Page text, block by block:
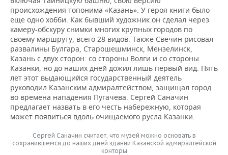
происхождения топонима «Казань». У героя книги было
еще одно хобби. Как бывший художник он сделал через
камеру-обскуру снимки многих крупных городов по
своему маршруту, всего 28 видов. Также Свечин рисовал
развалины Булгара, Старошешминск, Мензелинск,
Казань с двух сторон: со стороны Волги и со стороны
Казанки, но до наших дней дожил лишь первый вид. Пять
лет этот выдающийся государственный деятель
руководил Казанским адмиралтейством, защищал город
во времена нападения Пугачева. Сергей Саначин
предлагает назвать в его честь набережную, которая
может появиться вдоль очищаемого русла Казанки.
Сергей Саначин считает, что музей можно основать в
сохранившемся до наших дней здании Казанской адмиралтейской
конторы